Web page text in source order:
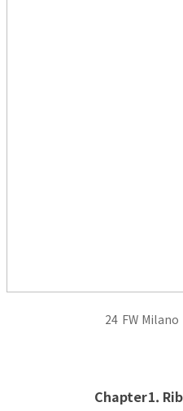
24 FW
Chapter1.